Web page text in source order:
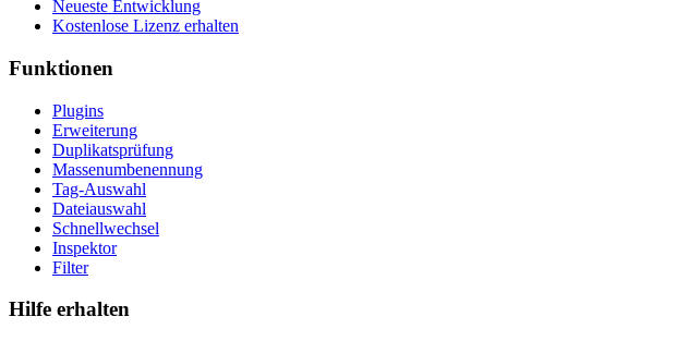
Neueste Entwicklung
Kostenlose Lizenz erhalten
Funktionen
Plugins
Erweiterung
Duplikatsprüfung
Massenumbenennung
Tag-Auswahl
Dateiauswahl
Schnellwechsel
Inspektor
Filter
Hilfe erhalten